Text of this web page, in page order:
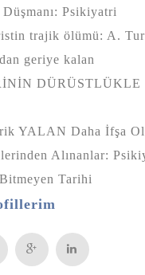
Düşmanı: Psikiyatri
trajik ölümü: A.
geriye kalan
YALAN Daha
Alınanlar:
Bitmeyen Tarihi